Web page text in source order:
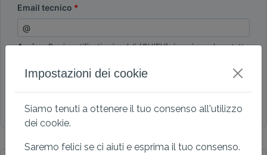
Email tecnico
Avviso:Per i certificati aziendali (OV/EV), inserire nel contatto
certificato per conto dell'azienda. Questa persona verrà
anche convalidata dall'autorità.
I contatti tecnici e di autorizzazione sono
identici
Dati di fatturazione
Impostazioni dei cookie
Siamo tenuti a ottenere il tuo consenso all'utilizzo
dei cookie.
Saremo felici se ci aiuti e esprima il tuo consenso.